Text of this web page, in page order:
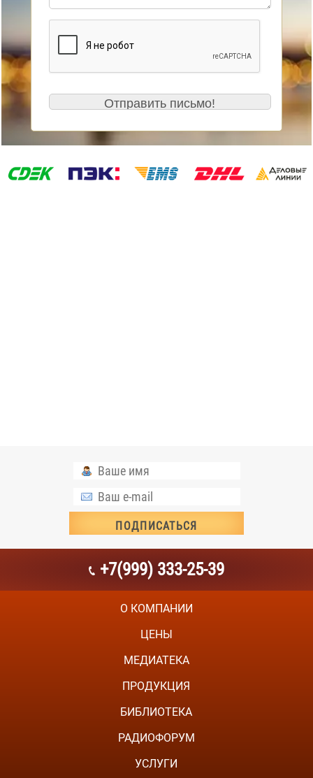
+7(999) 333-25-39
О КОМПАНИИ
ЦЕНЫ
МЕДИАТЕКА
ПРОДУКЦИЯ
БИБЛИОТЕКА
РАДИОФОРУМ
УСЛУГИ